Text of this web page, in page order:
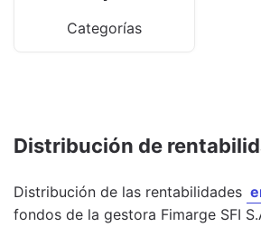
Categorías
Distribución de
Distribución de las rentabilidades
fondos de la gestora Fimarge SFI